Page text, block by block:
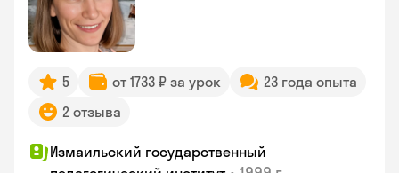
5 от 1733 ₽ за урок
23 года опыта
2 отзыва
Измаильский государственный